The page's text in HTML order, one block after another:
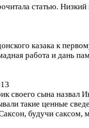
статью.
казака к
работа и дань
своего сына назвал
такие ценные
будучи саксом,